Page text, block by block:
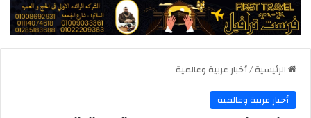
الرئيسية/أخبار عربية وعالمية
أخبار عربية وعالمية